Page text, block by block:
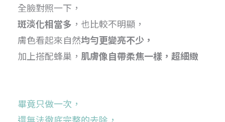
全臉對照一下，
斑淡化相當多 ，也比較不明顯，
膚色看起來自然均勻更變亮不少，
加上搭配蜂巢， 肌膚像自帶柔焦一樣，超細緻
畢竟只做一次，